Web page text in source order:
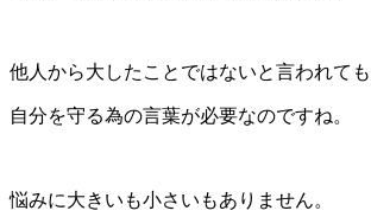
他人から大したことではないと言われて
自分を守る為の言葉が必要なのですね。
悩みに大きいも小さいもありません。